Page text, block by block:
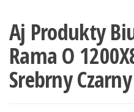
Aj Produkty
Rama O
Srebrny Czarny